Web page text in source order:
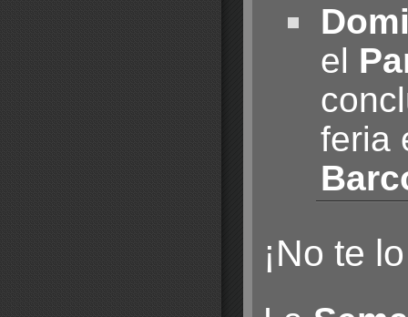
el
feria
¡No te